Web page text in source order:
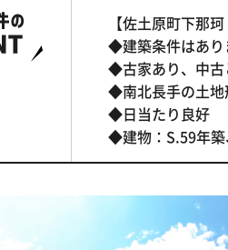
り一戸建てが一番
【佐土原町下那
◆建築条件はあり
◆古家あり、中古
◆南北長手の土地
◆日当たり良好
◆建物：S.59年築